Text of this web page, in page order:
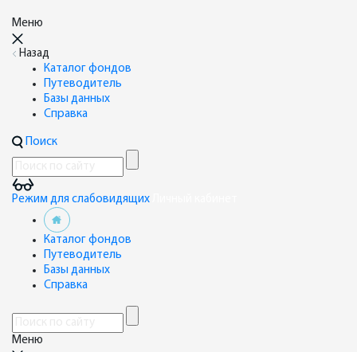
Меню
Назад
Каталог фондов
Путеводитель
Базы данных
Справка
Поиск
Режим для слабовидящих
Каталог фондов
Путеводитель
Базы данных
Справка
Меню